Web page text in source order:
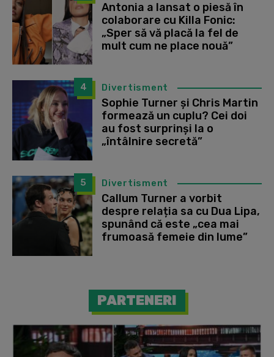
Antonia a lansat o piesă în
colaborare cu Killa Fonic:
„Sper să vă placă la fel de
mult cum ne place nouă”
4 Divertisment
Sophie Turner și Chris Martin
formează un cuplu? Cei doi
au fost surprinși la o
„întâlnire secretă”
5 Divertisment
Callum Turner a vorbit
despre relația sa cu Dua Lipa,
spunând că este „cea mai
frumoasă femeie din lume”
PARTENERI